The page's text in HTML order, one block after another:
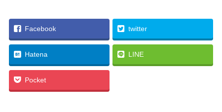
Facebook twitter
Hatena LINE
Pocket